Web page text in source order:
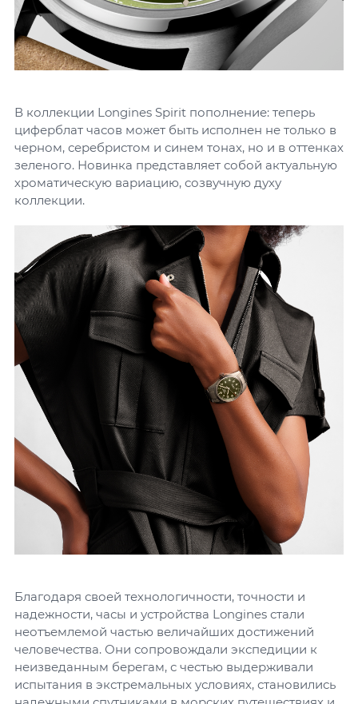
В коллекции Longines Spirit пополнение: теперь
циферблат часов может быть исполнен не только в
черном, серебристом и синем тонах, но и в оттенках
зеленого. Новинка представляет собой актуальную
хроматическую вариацию, созвучную духу
коллекции.
Благодаря своей технологичности, точности и
надежности, часы и устройства Longines стали
неотъемлемой частью величайших достижений
человечества. Они сопровождали экспедиции к
неизведанным берегам, с честью выдерживали
испытания в экстремальных условиях, становились